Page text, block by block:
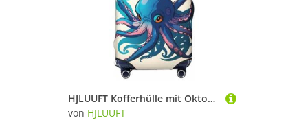
HJLUUFT Kofferhülle mit Oktopus-Druck, Reisegepäckabdeckung, waschbar, kratzfest, Blau und Lila, Schwarz , L
von HJLUUFT